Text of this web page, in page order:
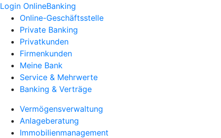
Login OnlineBanking
Online-Geschäftsstelle
Private Banking
Privatkunden
Firmenkunden
Meine Bank
Service & Mehrwerte
Banking & Verträge
Vermögensverwaltung
Anlageberatung
Immobilienmanagement